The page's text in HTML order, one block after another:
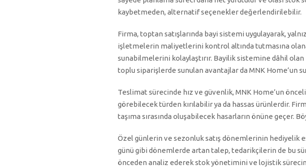
kaybetmeden, alternatif seçenekler değerlendirilebilir.
Firma, toptan satışlarında bayi sistemi uygulayarak,
işletmelerin maliyetlerini kontrol altında tutmasına
sunabilmelerini kolaylaştırır. Bayilik sistemine dâhil
toplu siparişlerde sunulan avantajlar da MNK Home’un
Teslimat sürecinde hız ve güvenlik, MNK Home’un
görebilecek türden kırılabilir ya da hassas ürünlerdir.
taşıma sırasında oluşabilecek hasarların önüne geçer.
Özel günlerin ve sezonluk satış dönemlerinin hediyelik
günü gibi dönemlerde artan talep, tedarikçilerin de bu
önceden analiz ederek stok yönetimini ve lojistik